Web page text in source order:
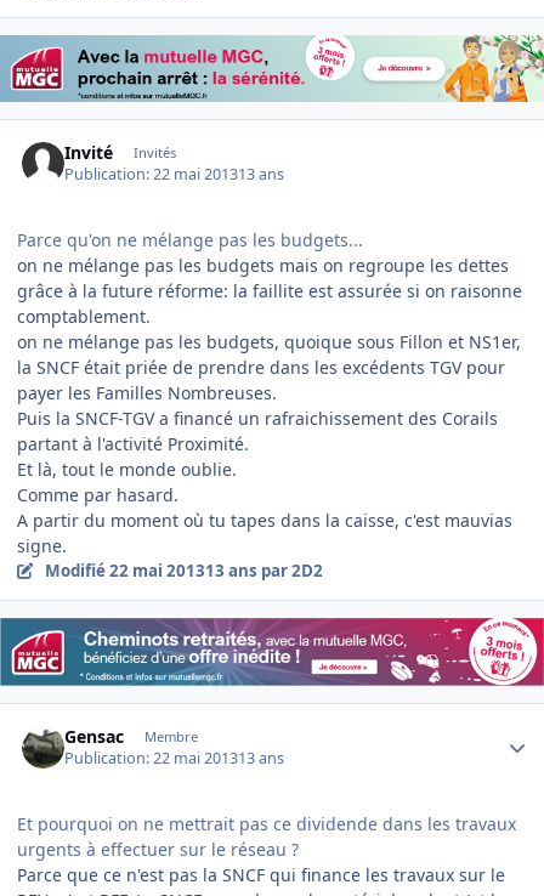
Invité Invités
Publication:22 mai 201313 ans
Parce qu'on ne mélange pas les budgets...
on ne mélange pas les budgets mais on regroupe les dettes
grâce à la future réforme: la faillite est assurée si on raisonne
comptablement.
on ne mélange pas les budgets, quoique sous Fillon et NS1er,
la SNCF était priée de prendre dans les excédents TGV pour
payer les Familles Nombreuses.
Puis la SNCF-TGV a financé un rafraichissement des Corails
partant à l'activité Proximité.
Et là, tout le monde oublie.
Comme par hasard.
A partir du moment où tu tapes dans la caisse, c'est mauvias
signe.
Modifié22 mai 201313 ans par 2D2
Gensac Membre
Publication:22 mai 201313 ans
Et pourquoi on ne mettrait pas ce dividende dans les travaux
urgents à effectuer sur le réseau ?
Parce que ce n'est pas la SNCF qui finance les travaux sur le